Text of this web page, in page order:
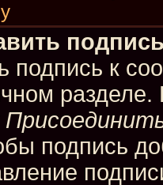
подпись к
подпись